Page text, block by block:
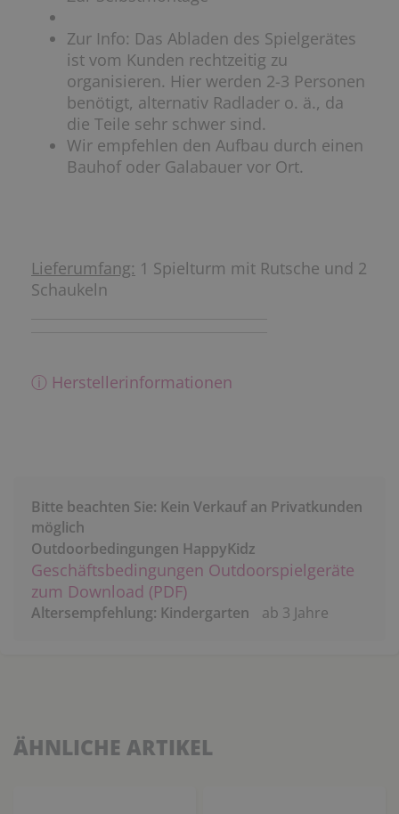
Zur Info: Das Abladen des Spielgerätes
ist vom Kunden rechtzeitig zu
organisieren. Hier werden 2-3 Personen
benötigt, alternativ Radlader o. ä., da
die Teile sehr schwer sind.
Wir empfehlen den Aufbau durch einen
Bauhof oder Galabauer vor Ort.
Lieferumfang: 1 Spielturm mit Rutsche und 2
Schaukeln
ⓘ Herstellerinformationen
Bitte beachten Sie: Kein Verkauf an Privatkunden
möglich
Outdoorbedingungen HappyKidz
Geschäftsbedingungen Outdoorspielgeräte
zum Download (PDF)
Altersempfehlung: Kindergarten ab 3 Jahre
ÄHNLICHE ARTIKEL